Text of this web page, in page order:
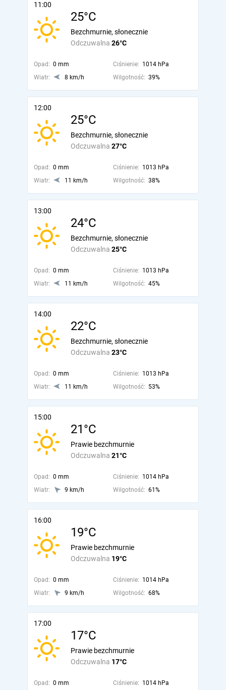
11:00
25°C
Odczuwalna 26°C
Bezchmurnie, słonecznie
Opad: 0 mm Ciśnienie: 1014 hPa
Wiatr:
8 km/h Wilgotność: 39%
12:00
25°C
Odczuwalna 27°C
Bezchmurnie, słonecznie
Opad: 0 mm Ciśnienie: 1013 hPa
Wiatr:
11 km/h Wilgotność: 38%
13:00
24°C
Odczuwalna 25°C
Bezchmurnie, słonecznie
Opad: 0 mm Ciśnienie: 1013 hPa
Wiatr:
11 km/h Wilgotność: 45%
14:00
22°C
Odczuwalna 23°C
Bezchmurnie, słonecznie
Opad: 0 mm Ciśnienie: 1013 hPa
Wiatr:
11 km/h Wilgotność: 53%
15:00
21°C
Odczuwalna 21°C
Prawie bezchmurnie
Opad: 0 mm Ciśnienie: 1014 hPa
Wiatr:
9 km/h Wilgotność: 61%
16:00
19°C
Odczuwalna 19°C
Prawie bezchmurnie
Opad: 0 mm Ciśnienie: 1014 hPa
Wiatr:
9 km/h Wilgotność: 68%
17:00
17°C
Odczuwalna 17°C
Prawie bezchmurnie
Opad: 0 mm Ciśnienie: 1014 hPa